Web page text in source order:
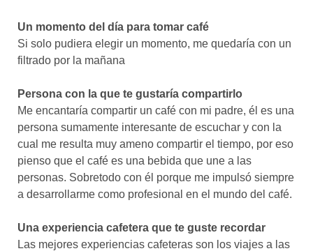
Un momento del día para tomar café
Si solo pudiera elegir un momento, me quedaría con un
filtrado por la mañana
Persona con la que te gustaría compartirlo
Me encantaría compartir un café con mi padre, él es una
persona sumamente interesante de escuchar y con la
cual me resulta muy ameno compartir el tiempo, por eso
pienso que el café es una bebida que une a las
personas. Sobretodo con él porque me impulsó siempre
a desarrollarme como profesional en el mundo del café.
Una experiencia cafetera que te guste recordar
Las mejores experiencias cafeteras son los viajes a las